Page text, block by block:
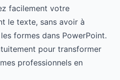
facilement votre
le texte, sans avoir à
formes dans PowerPoint.
pour transformer
professionnels en